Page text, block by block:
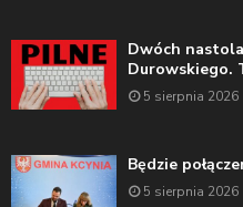
Dwóch
Durowskiego.
5 sierpnia 2026
Będzie
5 sierpnia 2026